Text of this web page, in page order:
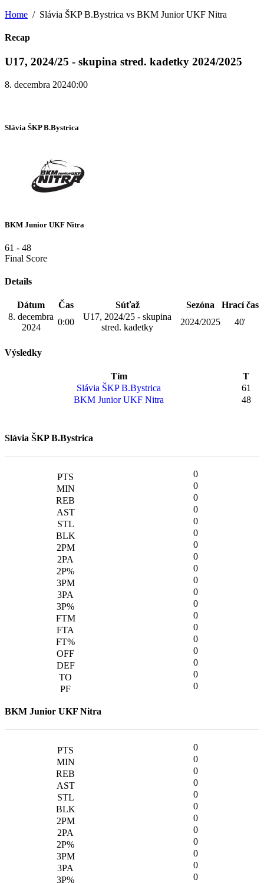
Home Slávia ŠKP B.Bystrica vs BKM Junior UKF Nitra
Recap
U17, 2024/25 - skupina stred. kadetky 2024/2025
8. decembra 20240:00
Slávia ŠKP B.Bystrica
BKM Junior UKF Nitra
61 - 48
Final Score
Details
Dátum Čas Súťaž Sezóna
Hrací čas
8. decembra
2024
0:00
U17, 2024/25 - skupina
stred. kadetky
2024/2025 40'
Výsledky
Tím
T
Slávia ŠKP B.Bystrica
61
BKM Junior UKF Nitra
48
Slávia ŠKP B.Bystrica
0
0
0
0
0
0
0
0
0
0
0
0
0
0
0
0
0
0
0
BKM Junior UKF Nitra
0
0
0
0
0
0
0
0
0
0
0
0